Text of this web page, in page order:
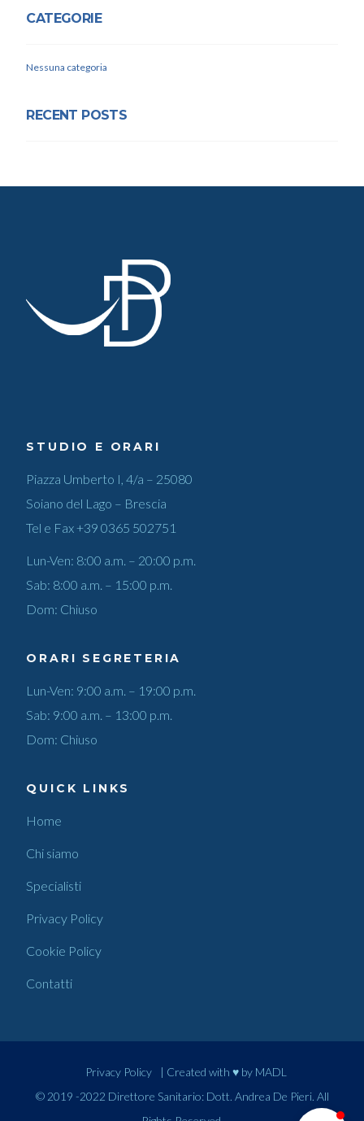
CATEGORIE
Nessuna categoria
RECENT POSTS
STUDIO E ORARI
Piazza Umberto I, 4/a – 25080
Soiano del Lago – Brescia
Tel e Fax+39 0365 502751
Lun-Ven: 8:00 a.m. – 20:00 p.m.
Sab: 8:00 a.m. – 15:00 p.m.
Dom: Chiuso
ORARI SEGRETERIA
Lun-Ven: 9:00 a.m. – 19:00 p.m.
Sab: 9:00 a.m. – 13:00 p.m.
Dom: Chiuso
QUICK LINKS
Home
Chi siamo
Specialisti
Privacy Policy
Cookie Policy
Contatti
Privacy Policy | Created with ♥ by MADL
© 2019 -2022 Direttore Sanitario: Dott. Andrea De Pieri. All